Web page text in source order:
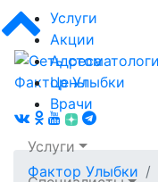
Услуги
Акции
Адреса
Цены
Врачи
Услуги
Фактор Улыбки